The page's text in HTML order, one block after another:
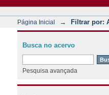
Página Inicial → Filtrar por:
Busca no acervo
Pesquisa avançada